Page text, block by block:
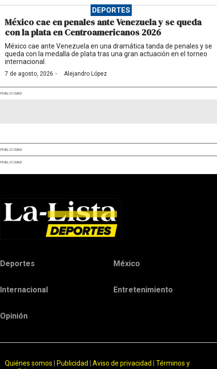
DEPORTES
México cae en penales ante Venezuela y se queda
con la plata en Centroamericanos 2026
México cae ante Venezuela en una dramática tanda de penales y se
queda con la medalla de plata tras una gran actuación en el torneo
internacional.
7 de agosto, 2026 · Alejandro López
PUBLICIDAD
PUBLICIDAD
PUBLICIDAD
Deportes México
Internacional Entretenimiento
Opinión
Quiénes somos Publicidad Aviso de privacidad
Términos y